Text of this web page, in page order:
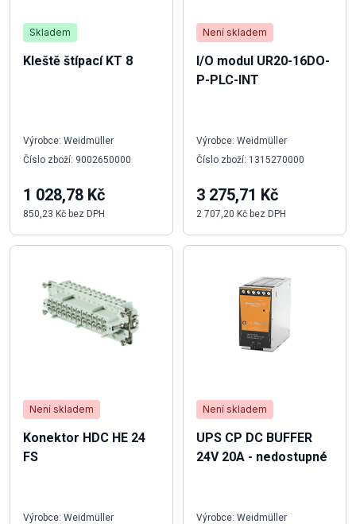
Skladem
Kleště štípací KT 8
Výrobce: Weidmüller
Číslo zboží: 9002650000
1 028,78 Kč
850,23 Kč bez DPH
Není skladem
Konektor HDC HE 24
FS
Výrobce: Weidmüller
Není skladem
I/O modul UR20-16DO-
P-PLC-INT
Výrobce: Weidmüller
Číslo zboží: 1315270000
3 275,71 Kč
2 707,20 Kč bez DPH
Není skladem
UPS CP DC BUFFER
24V 20A - nedostupné
Výrobce: Weidmüller